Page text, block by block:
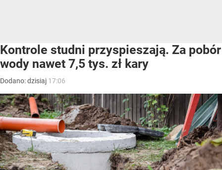
Kontrole studni przyspieszają. Za pobór
wody nawet 7,5 tys. zł kary
Dodano:dzisiaj 17:06